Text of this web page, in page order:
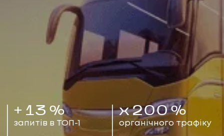
+ 13 %
запитів в ТОП-1
x200%
органічного трафіку